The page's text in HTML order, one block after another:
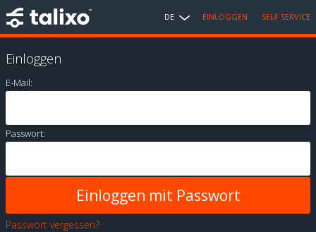
DE EINLOGGEN SELF SERVICE
Einloggen
E-Mail:
Passwort:
Passwort vergessen?